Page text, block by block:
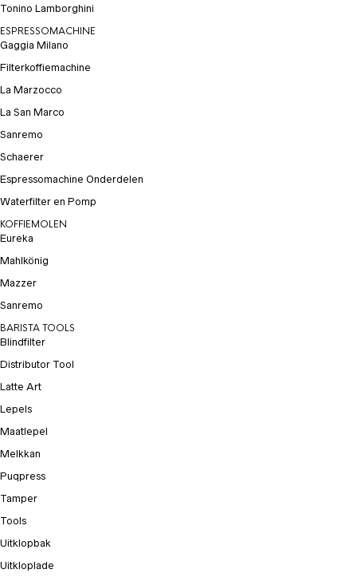
Tonino Lamborghini
ESPRESSOMACHINE
Gaggia Milano
Filterkoffiemachine
La Marzocco
La San Marco
Sanremo
Schaerer
Espressomachine Onderdelen
Waterfilter en Pomp
KOFFIEMOLEN
Eureka
Mahlkönig
Mazzer
Sanremo
BARISTA TOOLS
Blindfilter
Distributor Tool
Latte Art
Lepels
Maatlepel
Melkkan
Puqpress
Tamper
Tools
Uitklopbak
Uitkloplade